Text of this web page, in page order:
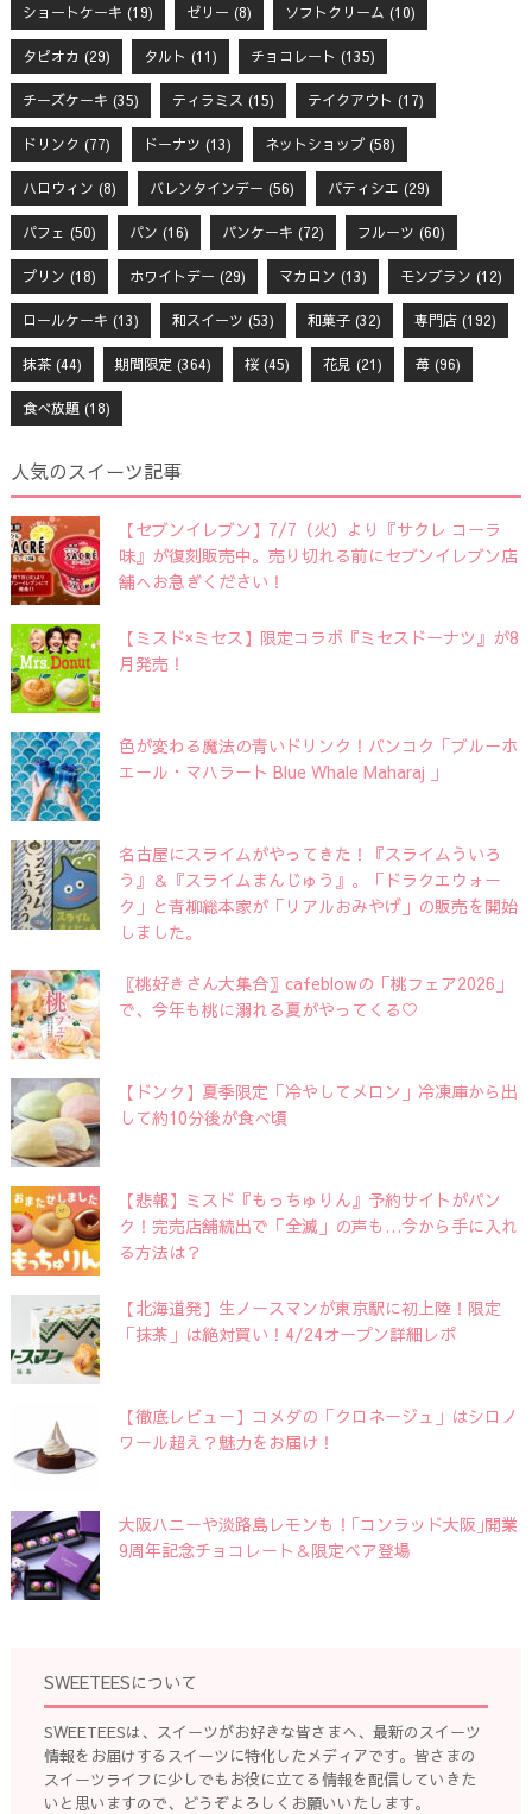
ショートケーキ (19) ゼリー (8) ソフトクリーム (10)
タピオカ (29) タルト (11) チョコレート (135)
チーズケーキ (35) ティラミス (15) テイクアウト (17)
ドリンク (77) ドーナツ (13) ネットショップ(58)
ハロウィン (8) バレンタインデー (56) パティシエ (29)
パフェ (50) パン (16) パンケーキ (72) フルーツ (60)
プリン (18) ホワイトデー (29) マカロン (13) モンブラン (12)
ロールケーキ (13) 和スイーツ (53) 和菓子(32) 専門店(192)
抹茶(44) 期間限定 (364) 桜(45) 花見 (21) 苺(96)
食べ放題(18)
人気のスイーツ記事
【セブンイレブン】7/7（火）より『サクレ コーラ
味』が復刻販売中。売り切れる前にセブンイレブン店
舗へお急ぎください！
【ミスド×ミセス】限定コラボ『ミセスドーナツ』が8
月発売！
色が変わる魔法の青いドリンク！バンコク「ブルーホ
エール・マハラート Blue Whale Maharaj 」
名古屋にスライムがやってきた！『スライムういろ
う』＆『スライムまんじゅう』。「ドラクエウォー
ク」と青柳総本家が「リアルおみやげ」の販売を開始
しました。
〖桃好きさん大集合〗cafeblowの「桃フェア2026」
で、今年も桃に溺れる夏がやってくる♡
【ドンク】夏季限定「冷やしてメロン」冷凍庫から出
して約10分後が食べ頃
【悲報】ミスド『もっちゅりん』予約サイトがパン
ク！完売店舗続出で「全滅」の声も…今から手に入れ
る方法は？
【北海道発】生ノースマンが東京駅に初上陸！限定
「抹茶」は絶対買い！4/24オープン詳細レポ
【徹底レビュー】コメダの「クロネージュ」はシロノ
ワール超え？魅力をお届け！
大阪ハニーや淡路島レモンも！｢コンラッド大阪｣開業
9周年記念チョコレート＆限定ベア登場
SWEETEESについて
SWEETEESは、スイーツがお好きな皆さまへ、最新のスイーツ
情報をお届けするスイーツに特化したメディアです。皆さまの
スイーツライフに少しでもお役に立てる情報を配信していきた
いと思いますので、どうぞよろしくお願いいたします。